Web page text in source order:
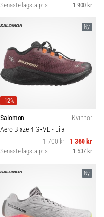
Senaste lägsta pris 1 900 kr
Ny
-12%
Salomon
Kvinnor
Aero Blaze 4 GRVL - Lila
1 700 kr
1 360 kr
Senaste lägsta pris 1 537 kr
Ny